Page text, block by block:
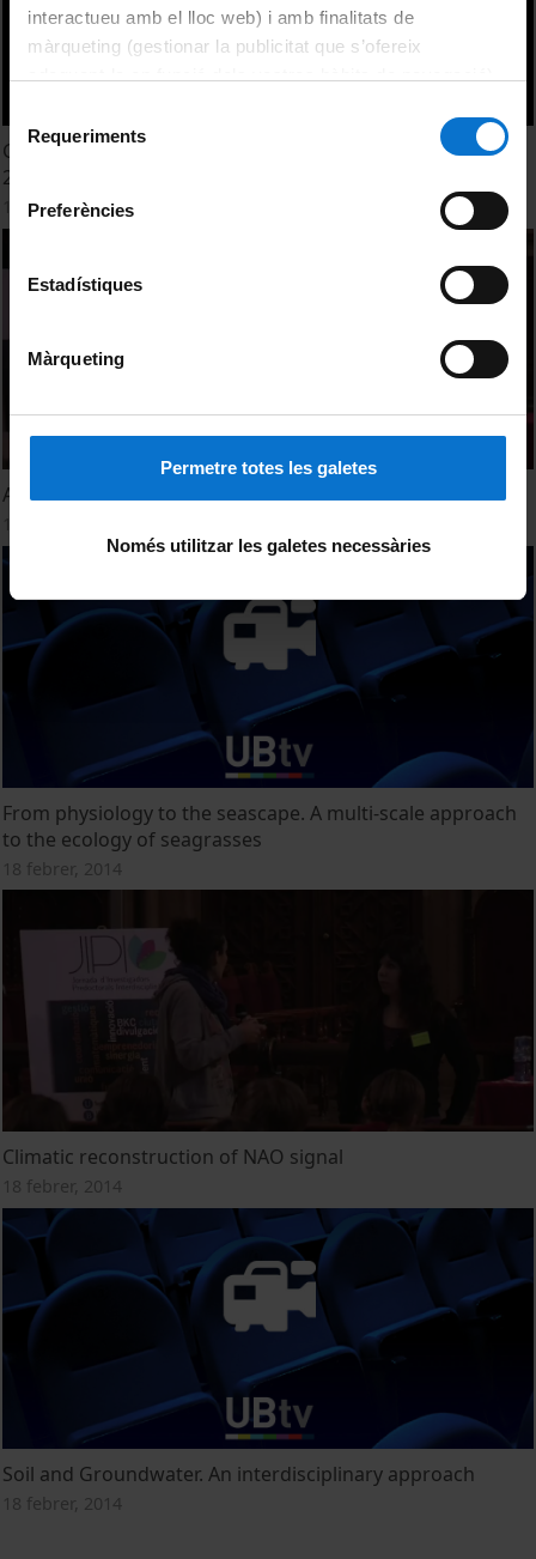
interactueu amb el lloc web) i amb finalitats de
màrqueting (gestionar la publicitat que s’ofereix
consultar laPolítica de galetes del lloc web de la
de
consentiment
Requeriments
Preferències
Estadístiques
Màrqueting
Permetre totes les galetes
Només utilitzar les galetes necessàries
Graduats en Biologia i Ciències Ambientals - Sant Albert
2014
14 novembre, 2014
Adaptive dynamics and sympatric speciation
From physiology to the seascape. A multi-scale approach
to the ecology of seagrasses
18 febrer, 2014
Climatic reconstruction of NAO signal
18 febrer, 2014
Soil and Groundwater. An interdisciplinary approach
18 febrer, 2014